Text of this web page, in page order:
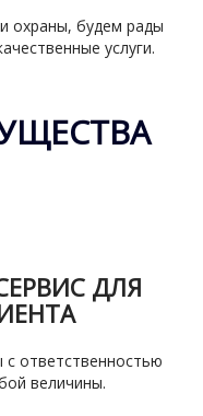
охраны, будем рады
услуги.
ДЛЯ
ответственностью
величины.